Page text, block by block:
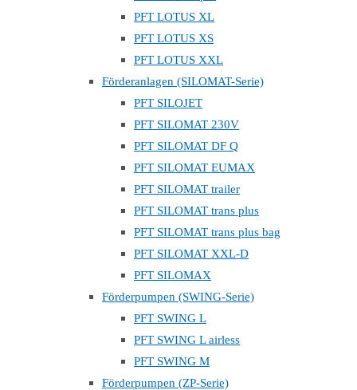
PFT LOTUS XL
PFT LOTUS XS
PFT LOTUS XXL
Förderanlagen (SILOMAT-Serie)
PFT SILOJET
PFT SILOMAT 230V
PFT SILOMAT DF Q
PFT SILOMAT EUMAX
PFT SILOMAT trailer
PFT SILOMAT trans plus
PFT SILOMAT trans plus bag
PFT SILOMAT XXL-D
PFT SILOMAX
Förderpumpen (SWING-Serie)
PFT SWING L
PFT SWING L airless
PFT SWING M
Förderpumpen (ZP-Serie)